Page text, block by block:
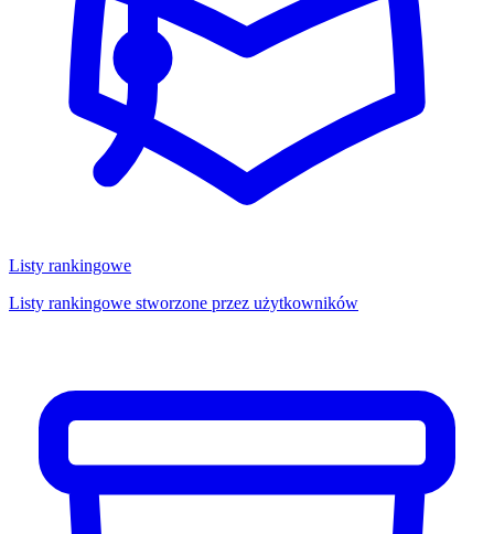
Listy rankingowe
Listy rankingowe stworzone przez użytkowników